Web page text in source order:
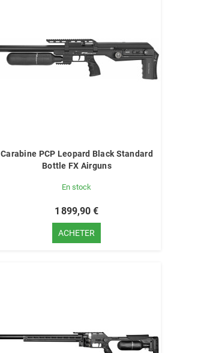
Carabine PCP Leopard Black Standard
Bottle FX Airguns
En stock
1 899,90 €
ACHETER